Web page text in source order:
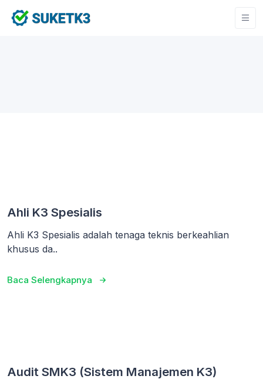
Ahli K3 Spesialis
Ahli K3 Spesialis adalah tenaga teknis berkeahlian
khusus da..
Baca Selengkapnya
Audit SMK3 (Sistem Manajemen K3)